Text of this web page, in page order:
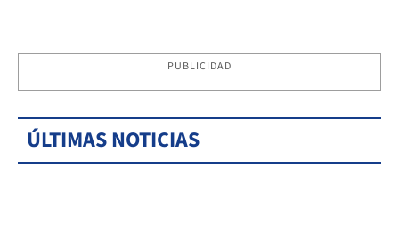
PUBLICIDAD
ÚLTIMAS NOTICIAS